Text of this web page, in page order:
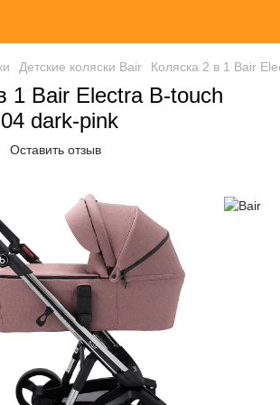
Детские коляски Bair Коляска 2 в 1 Bair
1 Bair Electra B-touch
dark-pink
Оставить отзыв